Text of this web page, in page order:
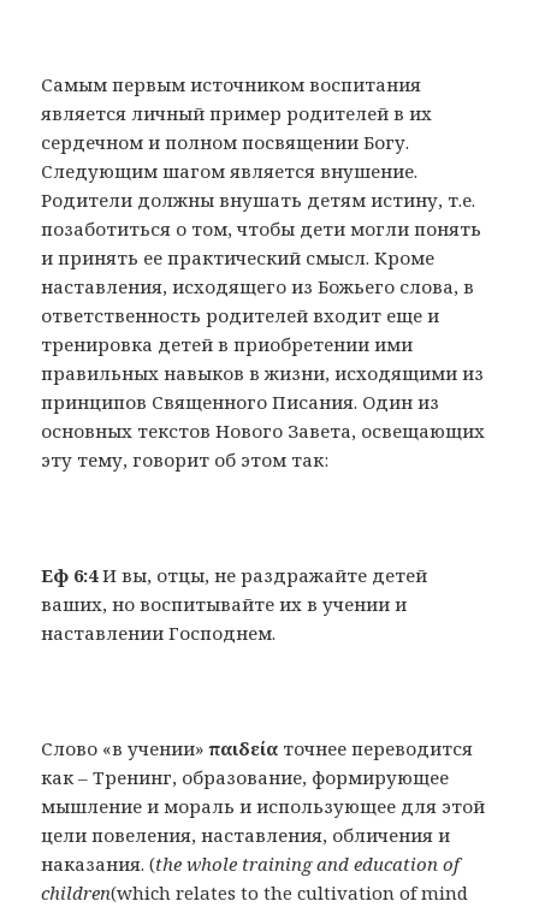
Самым первым источником воспитания
является личный пример родителей в их
сердечном и полном посвящении Богу.
Следующим шагом является внушение.
Родители должны внушать детям истину, т.е.
позаботиться о том, чтобы дети могли понять
и принять ее практический смысл. Кроме
наставления, исходящего из Божьего слова, в
ответственность родителей входит еще и
тренировка детей в приобретении ими
правильных навыков в жизни, исходящими из
принципов Священного Писания. Один из
основных текстов Нового Завета, освещающих
эту тему, говорит об этом так:
Еф 6:4И вы, отцы, не раздражайте детей
ваших, но воспитывайте их в учении и
наставлении Господнем.
Слово «в учении»παιδεία точнее переводится
как – Тренинг, образование, формирующее
мышление и мораль и использующее для этой
цели повеления, наставления, обличения и
наказания. (the whole training and education of
children(which relates to the cultivation of mind